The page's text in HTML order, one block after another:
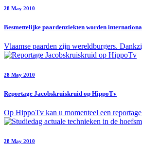
28 May 2010
Besmettelijke paardenziekten worden
Vlaamse paarden zijn wereldburgers.
28 May 2010
Reportage Jacobskruiskruid op HippoTv
Op HippoTv kan u momenteel een
28 May 2010